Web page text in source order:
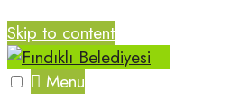
Skip to content
Menu